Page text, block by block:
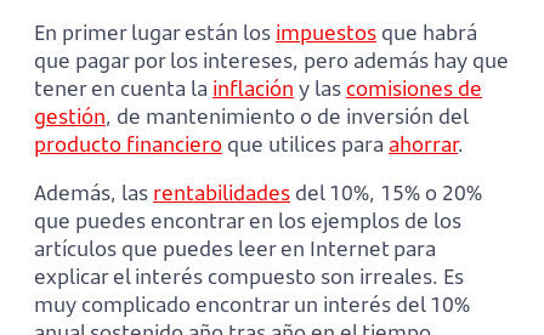
En primer lugar están los impuestos que habrá
que pagar por los intereses, pero además hay que
tener en cuenta la inflación y lascomisiones de
gestión, de mantenimiento o de inversión del
producto financiero que utilices para ahorrar.
Además, las rentabilidades del 10%, 15% o 20%
que puedes encontrar en los ejemplos de los
artículos que puedes leer en Internet para
explicar el interés compuesto son irreales. Es
muy complicado encontrar un interés del 10%